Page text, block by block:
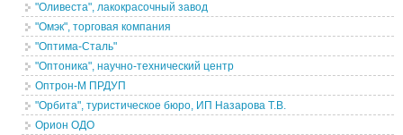
"Оливеста", лакокрасочный завод
"Омэк", торговая компания
"Оптима-Сталь"
"Оптоника", научно-технический центр
Оптрон-М ПРДУП
"Орбита", туристическое бюро, ИП Назарова Т.В.
Орион ОДО